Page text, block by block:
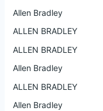
Allen Bradley
ALLEN BRADLEY
ALLEN BRADLEY
Allen Bradley
ALLEN BRADLEY
Allen Bradley